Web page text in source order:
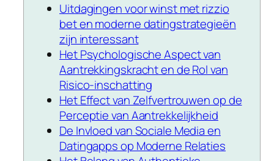
Uitdagingen voor winst met rizzio
bet en moderne datingstrategieën
zijn interessant
Het Psychologische Aspect van
Aantrekkingskracht en de Rol van
Risico-inschatting
Het Effect van Zelfvertrouwen op de
Perceptie van Aantrekkelijkheid
De Invloed van Sociale Media en
Datingapps op Moderne Relaties